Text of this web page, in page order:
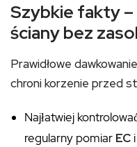
Szybkie fakty
ściany bez
Prawidłowe
chroni korzenie przed
Najłatwiej
regularny pomiar EC